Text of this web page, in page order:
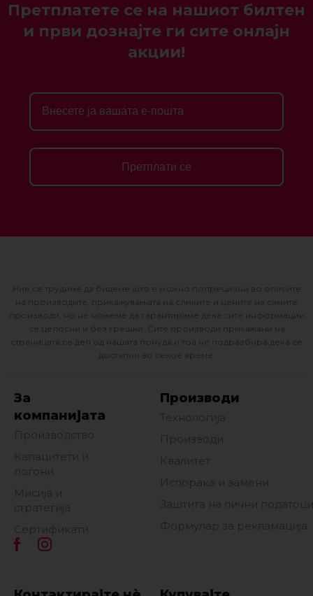
Претплатете се на нашиот билтен
и први дознајте ги сите онлајн
акции!
Претплати се
Ние се трудиме да бидеме што е можно попрецизни во описите
на производите, прикажувањата на сликите и цените на самите
производи, но не можеме да гарантираме дека сите информации
се целосни и без грешки. Сите производи прикажани на
страницата се дел од нашата понуда и тоа не подразбира дека се
достапни во секое време.
За
компанијата
Производство
Капацитети и
погони
Мисија и
стратегија
Сертификати
Производи
Технологија
Производи
Квалитет
Испорака и замени
Заштита на лични податоци
Формулар за рекламација